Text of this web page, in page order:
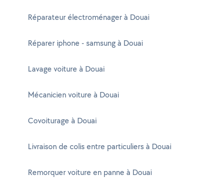
Réparateur électroménager à Douai
Réparer iphone - samsung à Douai
Lavage voiture à Douai
Mécanicien voiture à Douai
Covoiturage à Douai
Livraison de colis entre particuliers à Douai
Remorquer voiture en panne à Douai